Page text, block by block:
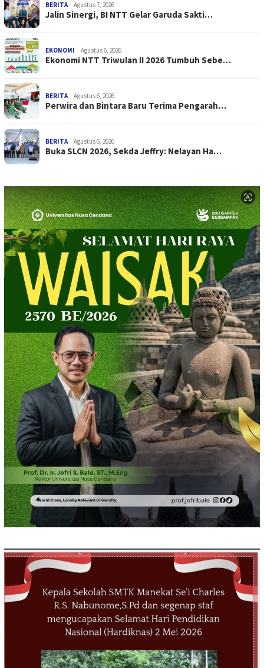
BERITA Agustus 7, 2026
Jalin Sinergi, BI NTT Gelar Garuda Sakti…
EKONOMI Agustus 6, 2026
Ekonomi NTT Triwulan II 2026 Tumbuh Sebe…
BERITA Agustus 6, 2026
Perwira dan Bintara Baru Terima Pengarah…
BERITA Agustus 6, 2026
Buka SLCN 2026, Sekda Jeffry: Nelayan Ha…